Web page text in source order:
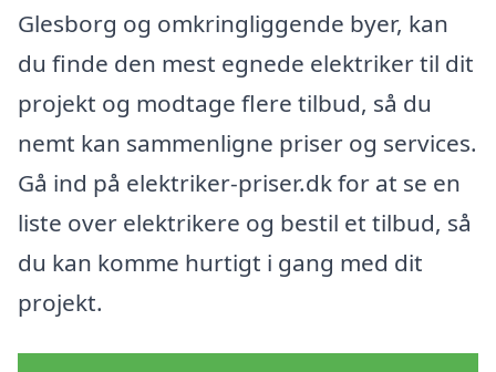
Glesborg og omkringliggende byer, kan
du finde den mest egnede elektriker til dit
projekt og modtage flere tilbud, så du
nemt kan sammenligne priser og services.
Gå ind på elektriker-priser.dk for at se en
liste over elektrikere og bestil et tilbud, så
du kan komme hurtigt i gang med dit
projekt.